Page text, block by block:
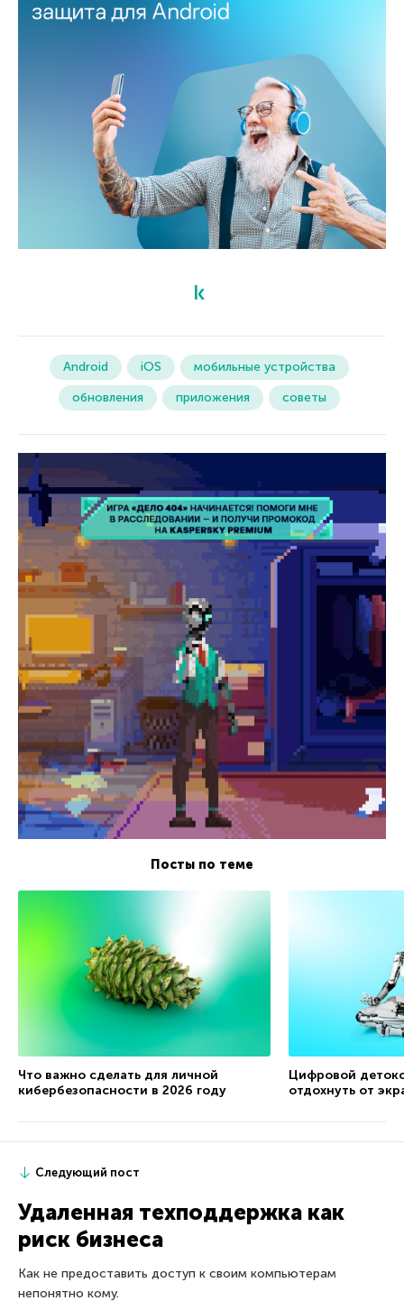
Android iOS
мобильные устройства
обновления
приложения советы
Посты по теме
Что важно сделать для личной
кибербезопасности в 2026 году
Цифровой
отдохнуть от
Следующий пост
Удаленная техподдержка как
риск бизнеса
Как не предоставить доступ к своим компьютерам
непонятно кому.